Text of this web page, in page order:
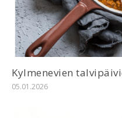
Kylmenevien
05.01.2026